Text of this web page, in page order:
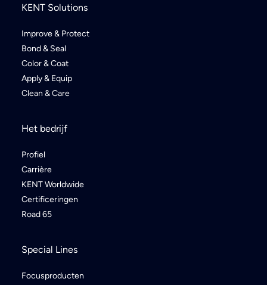
KENT Solutions
Improve & Protect
Bond & Seal
Color & Coat
Apply & Equip
Clean & Care
Het bedrijf
Profiel
Carrière
KENT Worldwide
Certificeringen
Road 65
Special Lines
Focusproducten